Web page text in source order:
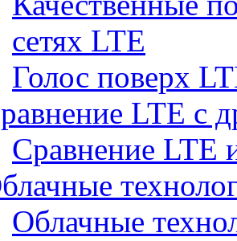
сетях LTE
Голос поверх
LTE с
Сравнение LTE
Облачные